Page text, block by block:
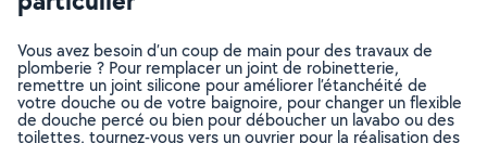
Vous avez besoin d’un coup de main pour des travaux de
plomberie ? Pour remplacer un joint de robinetterie,
remettre un joint silicone pour améliorer l’étanchéité de
votre douche ou de votre baignoire, pour changer un flexible
de douche percé ou bien pour déboucher un lavabo ou des
toilettes, tournez-vous vers un ouvrier pour la réalisation des